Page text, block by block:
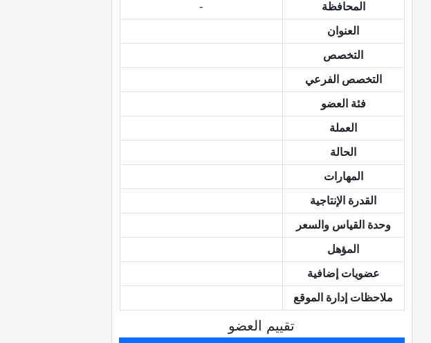
المحافظة -
العنوان
التخصص
التخصص الفرعي
فئة العضو
العملة
الحالة
المهارات
القدرة الإنتاجية
وحدة القياس والسعر
المؤهل
عضويات إضافية
ملاحظات إدارة الموقع
تقييم العضو